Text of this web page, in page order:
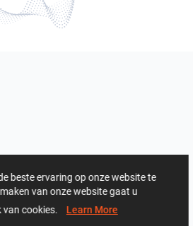
beste ervaring op onze website te
van onze website gaat u
van cookies. Learn More